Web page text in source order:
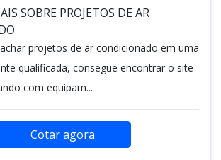
SOBRE PROJETOS DE AR
projetos de ar condicionado em uma
qualificada, consegue encontrar o site
com equipam...
Cotar agora